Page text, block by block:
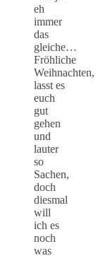
eh
immer
das
gleiche…
Fröhliche
Weihnachten,
lasst es
euch
gut
gehen
und
lauter
so
Sachen,
doch
diesmal
will
ich es
noch
was